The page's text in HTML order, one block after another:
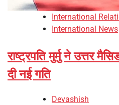
International
International News
राष्ट्रपति मुर्मु ने उत्तर
दी नई गति
Devashish